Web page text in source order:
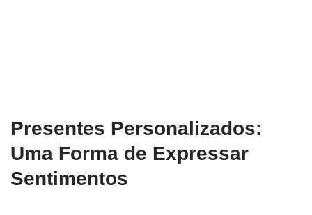
Presentes Personalizados:
Uma Forma de Expressar
Sentimentos